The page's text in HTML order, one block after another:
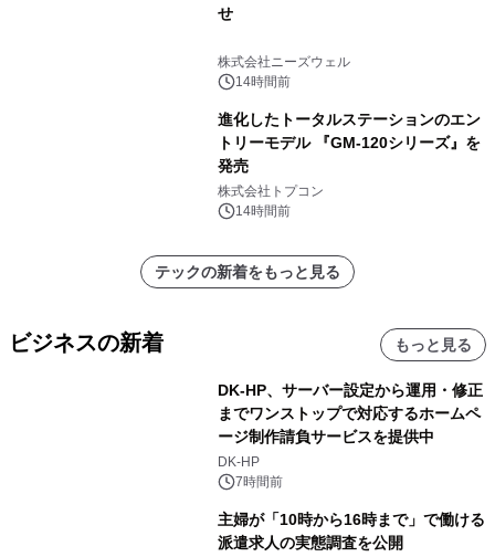
せ
株式会社ニーズウェル
14時間前
進化したトータルステーションのエン
トリーモデル 『GM-120シリーズ』を
発売
株式会社トプコン
14時間前
テックの新着をもっと見る
ビジネスの新着 もっと見る
DK-HP、サーバー設定から運用・修正
までワンストップで対応するホームペ
ージ制作請負サービスを提供中
DK-HP
7時間前
主婦が「10時から16時まで」で働ける
派遣求人の実態調査を公開